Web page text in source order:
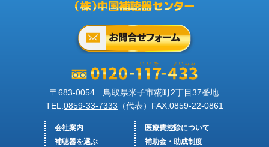
〒683-0054 鳥取県米子市糀町2丁目37番地
TEL. 0859-33-7333 （代表）FAX. 0859-22-0861
会社案内
補聴器を選ぶ
医療費控除について
補助金・助成制度